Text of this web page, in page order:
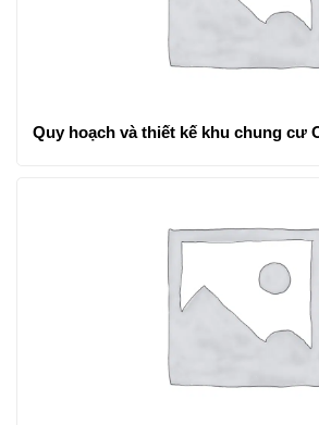
Quy hoạch và thiết kế khu chung cư